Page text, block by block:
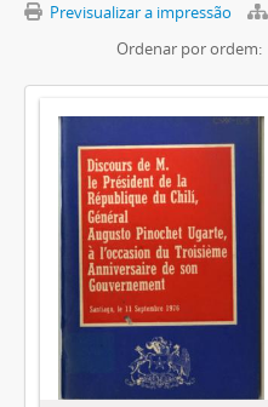
Previsualizar a impressão
Ordenar por ordem: